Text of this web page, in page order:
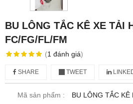
BU LÔNG TẮC KÊ XE TẢI
FC/FG/FL/FM
(1 đánh giá)
SHARE TWEET
Mã sản phẩm :
BU LÔNG TẮC KÊ